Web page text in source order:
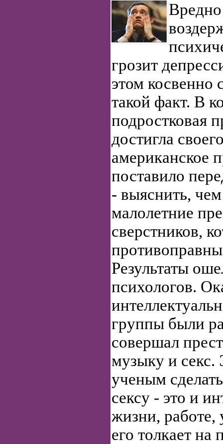
Вредно
грозит
этом косвенно
такой факт. В
подростковая
достигла
американское
поставило
- выяснить,
малолетние
сверстников,
Результаты
психологов.
группы были
совершал
музыку и секс.
ученым
сексу - это и
жизни, работе,
его толкает на